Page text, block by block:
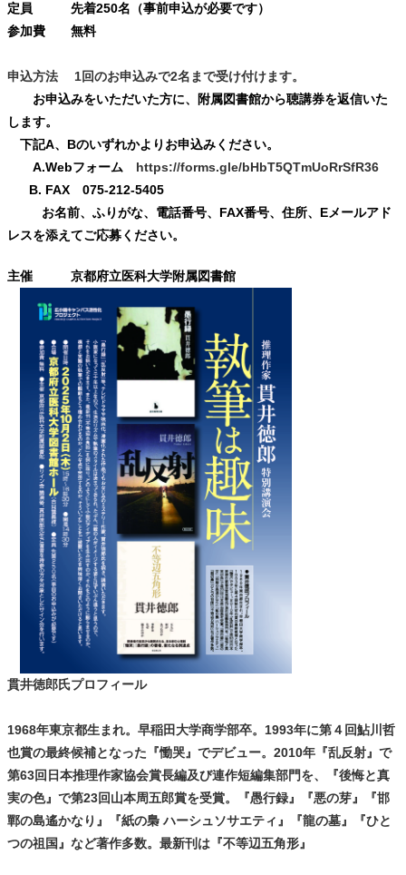
定員 先着250名（事前申込が必要です）
参加費 無料
申込方法 1回のお申込みで2名まで受け付けます。
お申込みをいただいた方に、附属図書館から聴講券を返信いた
します。
下記A、Bのいずれかよりお申込みください。
A.Webフォーム https://forms.gle/bHbT5QTmUoRrSfR36
B. FAX 075-212-5405
お名前、ふりがな、電話番号、FAX番号、住所、Eメールアド
レスを添えてご応募ください。
主催 京都府立医科大学附属図書館
貫井徳郎氏プロフィール
1968年東京都生まれ。早稲田大学商学部卒。 1993年に第４回鮎川哲
也賞の最終候補となった『慟哭』でデビュー。2010年『乱反射』で
第63回日本推理作家協会賞長編及び連作短編集部門を、『後悔と真
実の色』で第23回山本周五郎賞を受賞。『愚行録』『悪の芽』『邯
鄲の島遙かなり』『紙の梟 ハーシュソサエティ』『龍の墓』『ひと
つの祖国』など著作多数。最新刊は『不等辺五角形』